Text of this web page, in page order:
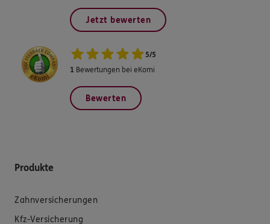
Jetzt bewerten
5/5
1 Bewertungen bei eKomi
Bewerten
Produkte
Zahnversicherungen
Kfz-Versicherung